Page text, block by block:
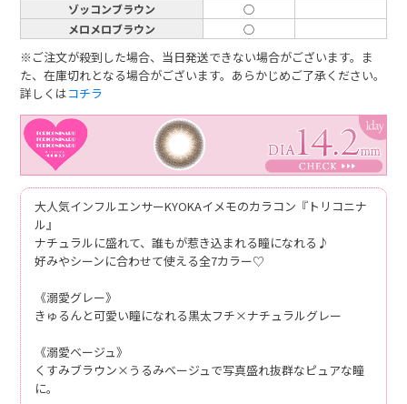
ゾッコンブラウン
○
メロメロブラウン
○
※ご注文が殺到した場合、当日発送できない場合がございます。ま
た、在庫切れとなる場合がございます。あらかじめご了承ください。
詳しくはコチラ
大人気インフルエンサーKYOKAイメモのカラコン『トリコニナ
ル』
ナチュラルに盛れて、誰もが惹き込まれる瞳になれる♪
好みやシーンに合わせて使える全7カラー♡
《溺愛グレー》
きゅるんと可愛い瞳になれる黒太フチ×ナチュラルグレー
《溺愛ベージュ》
くすみブラウン×うるみベージュで写真盛れ抜群なピュアな瞳
に。